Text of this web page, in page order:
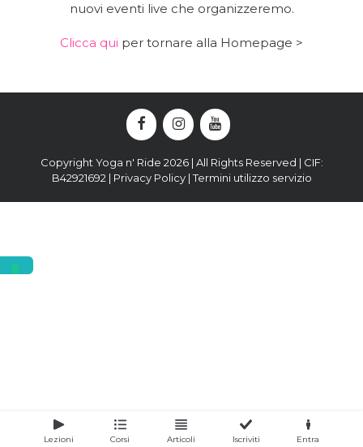
nuovi eventi live che organizzeremo.
Clicca qui per tornare alla Homepage >
Copyright Yoga n' Ride 2026 | All Rights Reserved | CIF:
B42921692 | Privacy Policy|Termini utilizzo servizio
Lezioni Corsi Articoli Iscriviti Entra